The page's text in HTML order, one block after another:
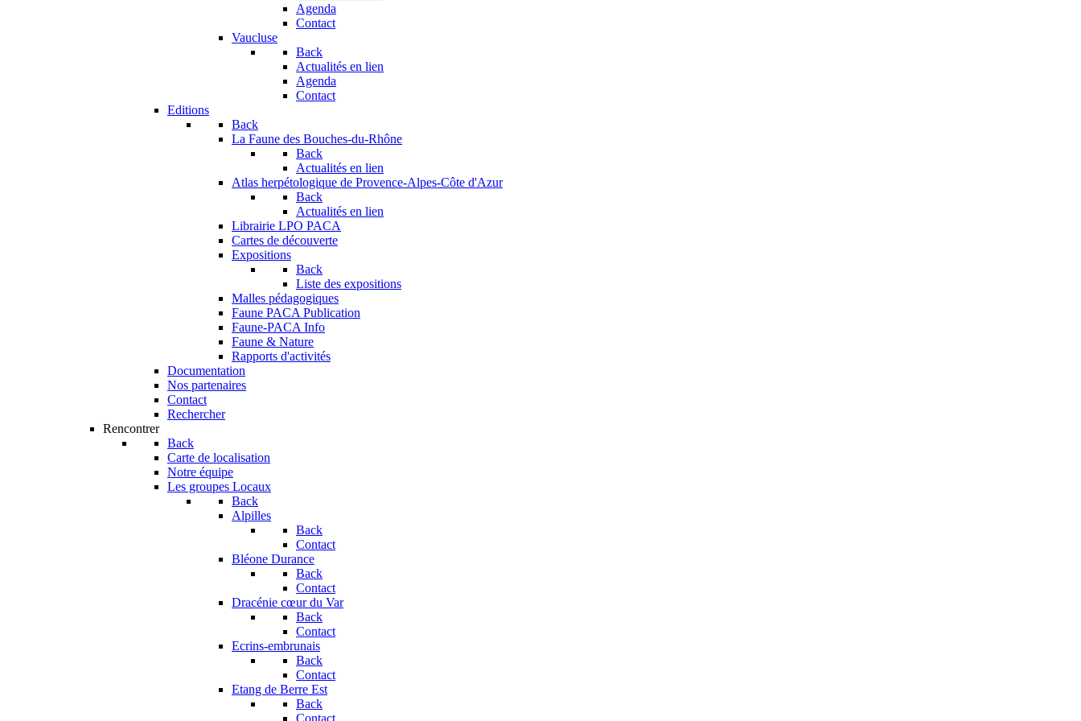
Agenda
Contact
Vaucluse
Back
Actualités en lien
Agenda
Contact
Editions
Back
La Faune des Bouches-du-Rhône
Back
Actualités en lien
Atlas herpétologique de Provence-Alpes-Côte d'Azur
Back
Actualités en lien
Librairie LPO PACA
Cartes de découverte
Expositions
Back
Liste des expositions
Malles pédagogiques
Faune PACA Publication
Faune-PACA Info
Faune & Nature
Rapports d'activités
Documentation
Nos partenaires
Contact
Rechercher
Rencontrer
Back
Carte de localisation
Notre équipe
Les groupes Locaux
Back
Alpilles
Back
Contact
Bléone Durance
Back
Contact
Dracénie cœur du Var
Back
Contact
Ecrins-embrunais
Back
Contact
Etang de Berre Est
Back
Contact